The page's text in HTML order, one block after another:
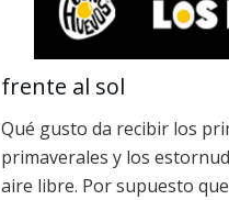
frente al sol
Qué gusto da recibir los
primaverales y los
aire libre. Por supuesto